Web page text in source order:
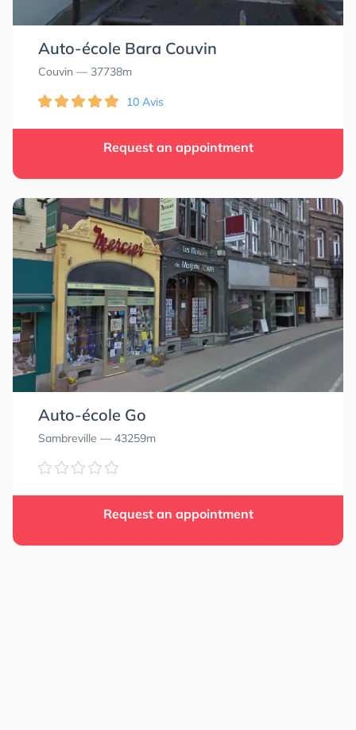
Auto-école Bara Couvin
Couvin — 37738m
10 Avis
Request an appointment
Auto-école Go
Sambreville — 43259m
Request an appointment